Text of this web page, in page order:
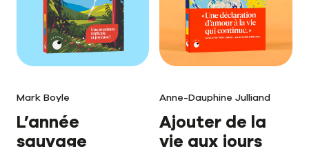
Mark Boyle
L’année
sauvage
Anne-Dauphine Julliand
Ajouter de la
vie aux jours